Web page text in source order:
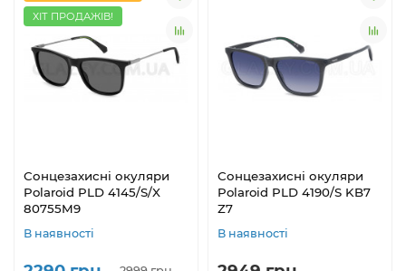
ХІТ ПРОДАЖІВ!
Сонцезахисні окуляри
Polaroid PLD 4145/S/X
80755M9
В наявності
Сонцезахисні окуляри
Polaroid PLD 4190/S KB7
Z7
В наявності